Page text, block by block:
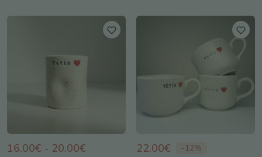
16.00€ - 20.00€ 22.00€ -12%